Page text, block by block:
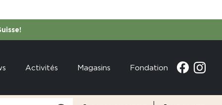
Activités Magasins Fondation